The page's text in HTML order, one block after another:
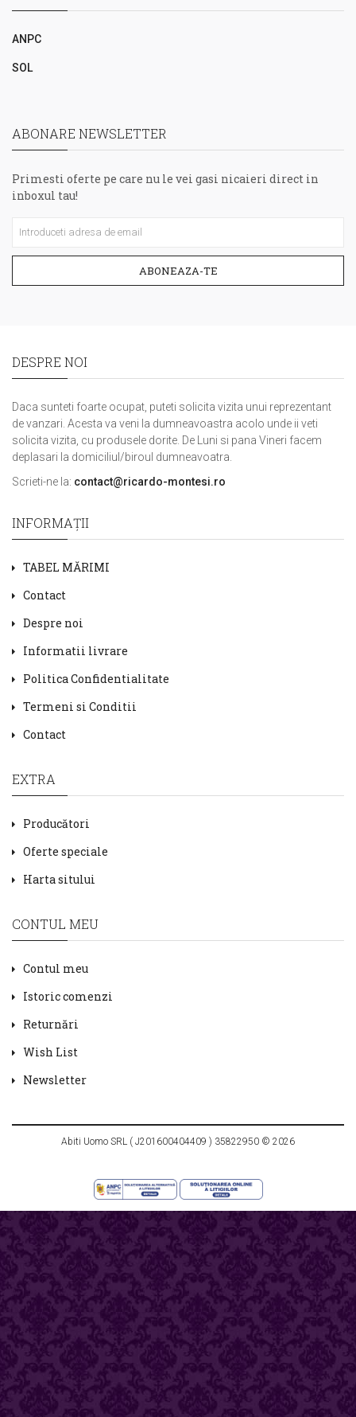
ANPC
SOL
ABONARE NEWSLETTER
Primesti oferte pe care nu le vei gasi nicaieri direct in
inboxul tau!
ABONEAZA-TE
DESPRE NOI
Daca sunteti foarte ocupat, puteti solicita vizita unui reprezentant
de vanzari. Acesta va veni la dumneavoastra acolo unde ii veti
solicita vizita, cu produsele dorite. De Luni si pana Vineri facem
deplasari la domiciliul/biroul dumneavoatra.
Scrieti-ne la: contact@ricardo-montesi.ro
INFORMAŢII
TABEL MĂRIMI
Contact
Despre noi
Informatii livrare
Politica Confidentialitate
Termeni si Conditii
Contact
EXTRA
Producători
Oferte speciale
Harta sitului
CONTUL MEU
Contul meu
Istoric comenzi
Returnări
Wish List
Newsletter
Abiti Uomo SRL ( J201600404409 ) 35822950 © 2026